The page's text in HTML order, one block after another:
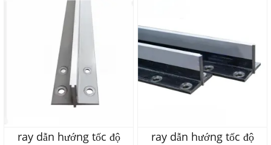
ray dẫn hướng tốc độ
ray dẫn hướng tốc độ